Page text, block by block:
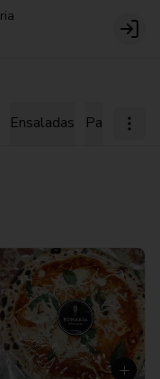
Login
Ensaladas Pastas